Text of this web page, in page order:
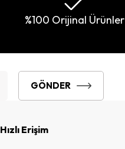
%100 Orijinal Ürünler
GÖNDER
Hızlı Erişim